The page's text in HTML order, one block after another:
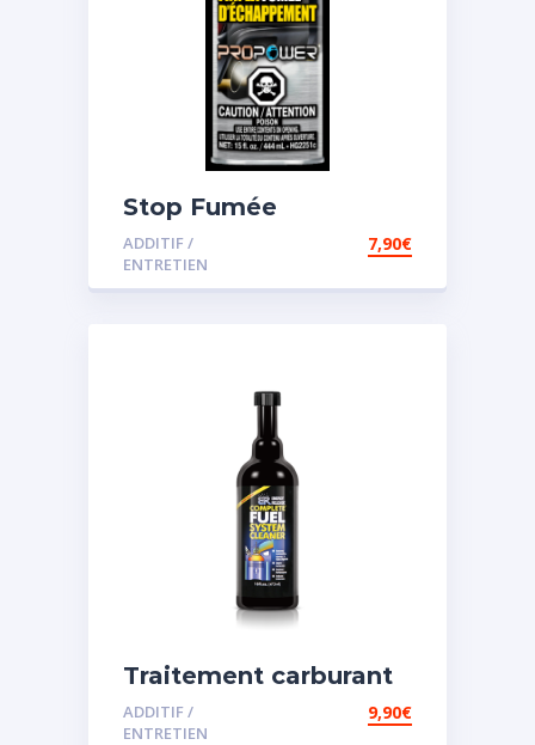
Stop Fumée
ADDITIF /
ENTRETIEN
7,90€
Traitement carburant
diesel et essence
ADDITIF /
ENTRETIEN
9,90€